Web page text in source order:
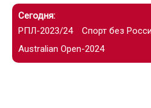
Сегодня:
РПЛ-2023/24
Спорт без
Australian Open-2024